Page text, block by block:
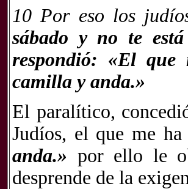
10 Por eso los
sábado y no te
respondió: «El
camilla y anda.»
El paralítico,
Judíos, el que me
anda.» por ello le
desprende de la